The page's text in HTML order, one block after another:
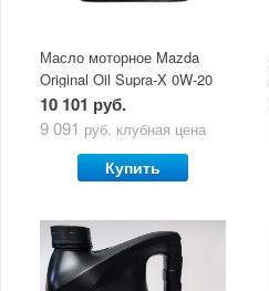
Масло моторное Mazda
Original Oil Supra-X 0W-20
(5 л)
10 101 руб.
9 091 руб. клубная цена
Купить